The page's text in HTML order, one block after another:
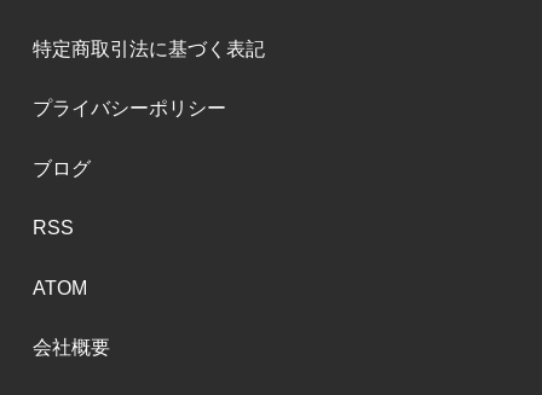
特定商取引法に基づく表記
プライバシーポリシー
ブログ
RSS
ATOM
会社概要